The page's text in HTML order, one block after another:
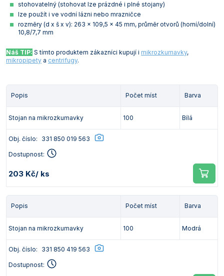
stohovatelný (stohovat lze prázdné i plné stojany)
lze použít i ve vodní lázni nebo mrazničce
rozměry (d x š x v): 263 x 109,5 x 45 mm, průměr otvorů (horní/dolní)
10,8/7,7 mm
Náš TIP: S tímto produktem zákazníci kupují i mikrozkumavky,
mikropipety a centrifugy.
Popis Počet míst Barva
Stojan na mikrozkumavky 100 Bílá
Obj. číslo: 331 850 019 563
Dostupnost:
203 Kč/ ks
Popis Počet míst Barva
Stojan na mikrozkumavky 100 Modrá
Obj. číslo: 331 850 419 563
Dostupnost: